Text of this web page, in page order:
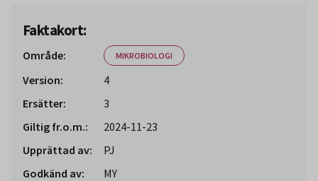
Faktakort:
Område: MIKROBIOLOGI
Version:
4
Ersätter:
3
Giltig fr.o.m.:
2024-11-23
Upprättad av:
PJ
Godkänd av:
MY